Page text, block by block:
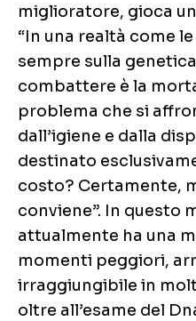
miglioratore, gioca
“In una realtà come
sempre sulla
combattere è la
problema che si
dall’igiene e dalla
destinato
costo? Certamente,
conviene”. In questo
attualmente ha una
momenti peggiori,
irraggiungibile in
oltre all’esame del